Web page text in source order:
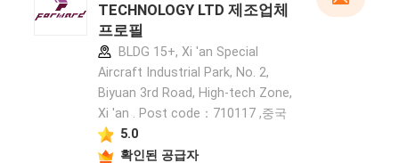
TECHNOLOGY LTD 제조업체
프로필
BLDG 15+, Xi 'an Special
Aircraft Industrial Park, No. 2,
Biyuan 3rd Road, High-tech Zone,
Xi 'an . Post code：710117 ,중국
5.0
확인된 공급자